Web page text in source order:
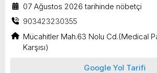
07 Ağustos 2026 tarihinde nöbetçi
903423230355
Mücahitler Mah.63 Nolu Cd.(Medical
Karşısı)
Google Yol Tarifi